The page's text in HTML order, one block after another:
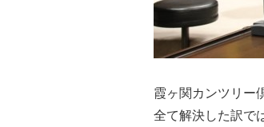
霞ヶ関カンツリー
全て解決した訳で